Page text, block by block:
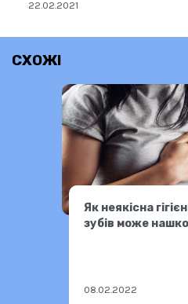
22.02.2021
СХОЖІ
Як неякісна
зубів може
08.02.2022